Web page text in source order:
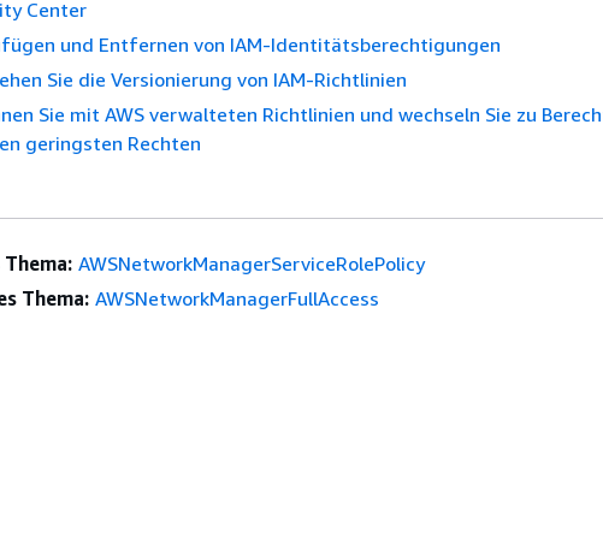
Center
und Entfernen von IAM-Identitätsberechtigungen
Sie die Versionierung von IAM-Richtlinien
Sie mit AWS verwalteten Richtlinien und wechseln Sie zu
geringsten Rechten
AWSNetworkManagerServiceRolePolicy
Thema: AWSNetworkManagerFullAccess